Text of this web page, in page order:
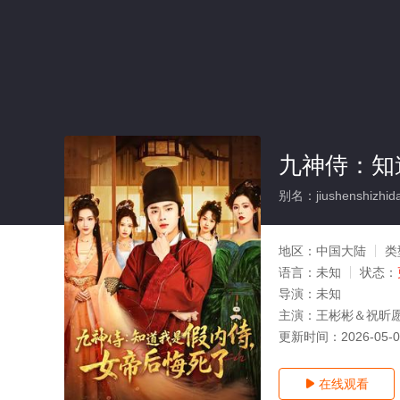
九神侍：
别名：
地区： 中国大陆
类
语言： 未知 状态：
导演： 未知
主演： 王彬彬＆祝昕
更新时间： 2026-05-
 在线观看